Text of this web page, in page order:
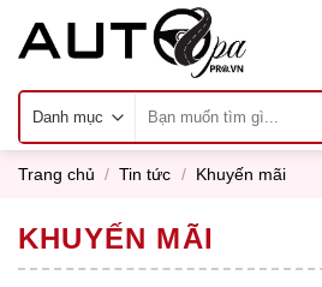
kiếm:
Trang chủ / Tin tức / Khuyến mãi
KHUYẾN MÃI